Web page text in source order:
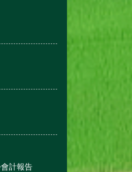
計報告